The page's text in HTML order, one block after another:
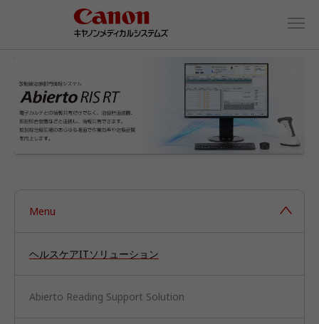
Menu
ヘルスケアITソリューション
Abierto Reading Support Solution